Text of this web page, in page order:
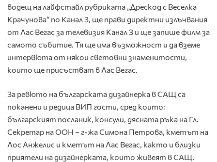
водещ на лайфстайл рубриката „Дрескод с Веселка
Крачунова“ по Канал 3, ще прави директни излъчвания
от Лас Вегас за телевизия Канал 3 и ще запише филм за
самото събитие. Тя ще има възможност и да вземе
интервюта от някои световни знаменитости,
които ще присъстват в Лас Вегас.
За ревюто на българската дизайнерка в САЩ са
поканени и редица ВИП гости, сред които:
българският посланик, консули, дясната ръка на Гл.
Секретар на ООН – г-жа Симона Петрова, кметът на
Лос Анжелис и кметът на Лас Вегас, както и близки
приятели на дизайнерката, които живеят в САЩ.